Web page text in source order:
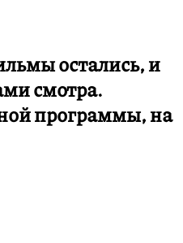
остались, и
смотра.
программы, на